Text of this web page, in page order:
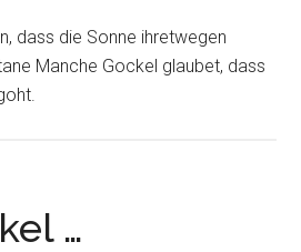
dass die Sonne ihretwegen
Manche Gockel glaubet, dass
…